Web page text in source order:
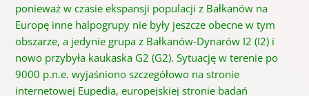
ponieważ w czasie ekspansji populacji z Bałkanów na
Europę inne halpogrupy nie były jeszcze obecne w tym
obszarze, a jedynie grupa z Bałkanów-Dynarów I2 (I2) i
nowo przybyła kaukaska G2 (G2). Sytuację w terenie po
9000 p.n.e. wyjaśniono szczegółowo na stronie
internetowej Eupedia, europejskiej stronie badań